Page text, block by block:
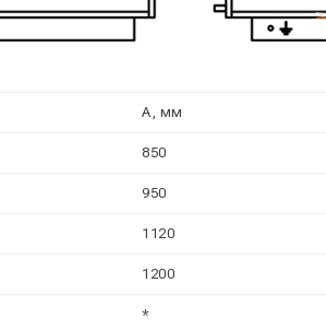
А, мм
850
950
1120
1200
*